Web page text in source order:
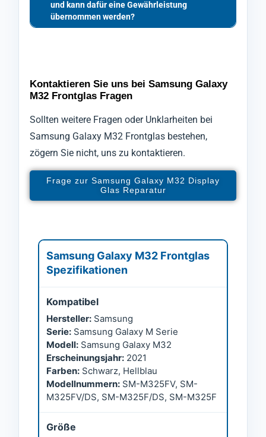
und kann dafür eine Gewährleistung
übernommen werden?
Kontaktieren Sie uns bei Samsung Galaxy
M32 Frontglas Fragen
Sollten weitere Fragen oder Unklarheiten bei
Samsung Galaxy M32 Frontglas bestehen,
zögern Sie nicht, uns zu kontaktieren.
Frage zur Samsung Galaxy M32 Display
Glas Reparatur
Samsung Galaxy M32 Frontglas
Spezifikationen
Kompatibel
Hersteller: Samsung
Serie: Samsung Galaxy M Serie
Modell: Samsung Galaxy M32
Erscheinungsjahr: 2021
Farben: Schwarz, Hellblau
Modellnummern: SM-M325FV, SM-
M325FV/DS, SM-M325F/DS, SM-M325F
Größe